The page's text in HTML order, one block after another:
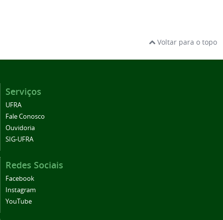
Voltar para o topo
Serviços
UFRA
Fale Conosco
Ouvidoria
SIG-UFRA
Redes Sociais
Facebook
Instagram
YouTube